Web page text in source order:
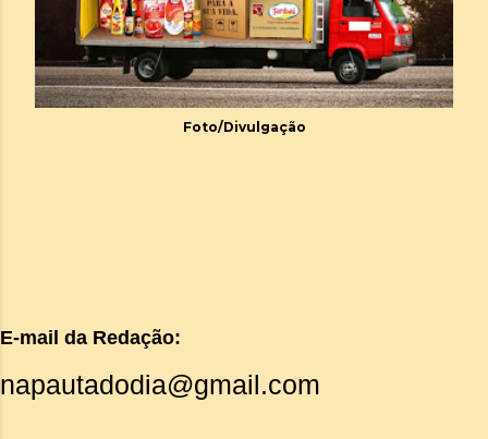
Foto/Divulgação
E-mail da Redação:
napautadodia@gmail.com